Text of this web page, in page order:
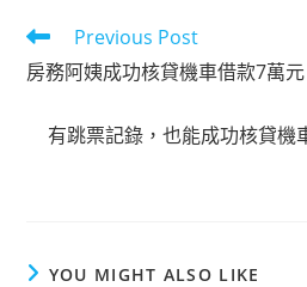
Previous Post
房務阿姨成功核貸機車借款7萬
有跳票記錄，也能成功核貸機
YOU MIGHT ALSO LIKE